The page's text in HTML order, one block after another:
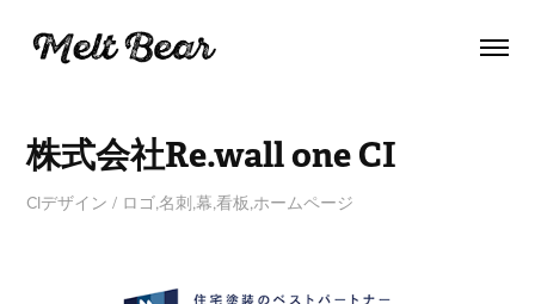
株式会社Re.wall one CI
CIデザイン / ロゴ,名刺,幕,看板,ホームページ